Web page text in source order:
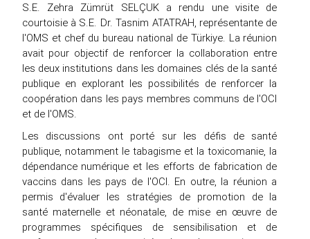
S.E. Zehra Zümrüt SELÇUK a rendu une visite de
courtoisie à S.E. Dr. Tasnim ATATRAH, représentante de
l'OMS et chef du bureau national de Türkiye. La réunion
avait pour objectif de renforcer la collaboration entre
les deux institutions dans les domaines clés de la santé
publique en explorant les possibilités de renforcer la
coopération dans les pays membres communs de l'OCI
et de l'OMS.
Les discussions ont porté sur les défis de santé
publique, notamment le tabagisme et la toxicomanie, la
dépendance numérique et les efforts de fabrication de
vaccins dans les pays de l'OCI. En outre, la réunion a
permis d'évaluer les stratégies de promotion de la
santé maternelle et néonatale, de mise en œuvre de
programmes spécifiques de sensibilisation et de